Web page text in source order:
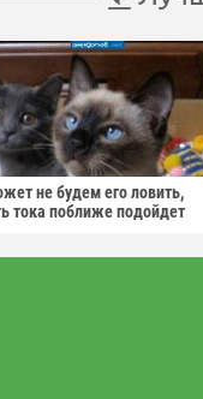
не будем его ловить,
тока поближе подойдет